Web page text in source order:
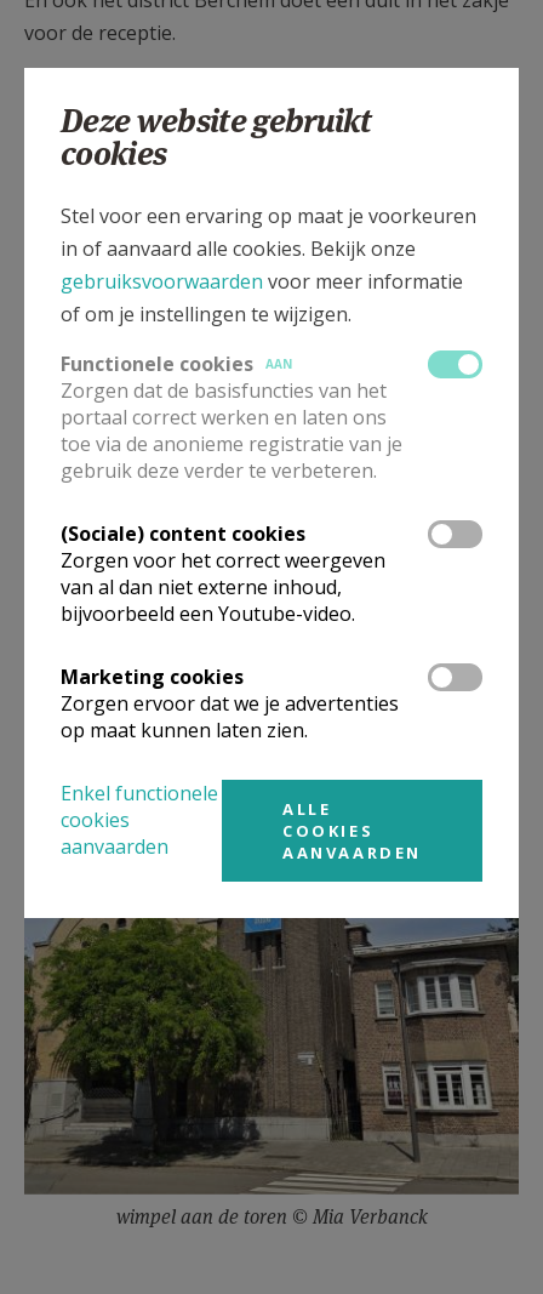
voor de receptie.
het bijzonder de restauratie van het Mariabeeld
dan kan dat via rekening BE61 4118 0789 5117 op
stort. Hartelijk dank!
Kom je mee vieren? Ben je ook van de partij? Hou
de data al vrij in je agenda!
Contact via Mia Verbanck, 0495 28 65 38 –
mia.verbanck@skynet.be
Bekijk hieronder het logo en foto's!
wimpel aan de toren © Mia Verbanck
Deze website gebruikt
cookies
Stel voor een ervaring op maat je voorkeuren
in of aanvaard alle cookies. Bekijk onze
gebruiksvoorwaarden voor meer informatie
of om je instellingen te wijzigen.
Functionele cookies
AAN
Zorgen dat de basisfuncties van het
portaal correct werken en laten ons
toe via de anonieme registratie van je
gebruik deze verder te verbeteren.
(Sociale) content cookies
Zorgen voor het correct weergeven
van al dan niet externe inhoud,
bijvoorbeeld een Youtube-video.
Marketing cookies
Zorgen ervoor dat we je advertenties
op maat kunnen laten zien.
Enkel functionele
cookies
aanvaarden
ALLE
COOKIES
AANVAARDEN